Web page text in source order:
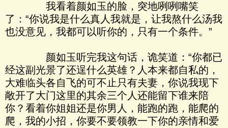
我看着颜如玉的脸，突地咧咧嘴笑
了：“你说我是什么真人我就是，让我熬什么汤我
也没意见，我都可以听你的，只有一个条件。”
颜如玉听完我这句话，诡笑道：“你都已
经这副光景了还逞什么英雄？人本来都自私的，
大难临头各自飞的可不止只有夫妻，你说我现下
敞开了大门这里的其余三个人还能留下谁来陪
你？看着你姐姐还是你男人，能跑的跑，能爬的
爬，我的小招，你要不要领教一下你的亲情和爱